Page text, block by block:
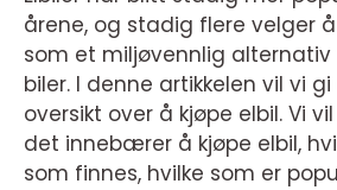
årene, og stadig flere velger
som et miljøvennlig
biler. I denne artikkelen vil vi
oversikt over å kjøpe elbil. Vi
det innebærer å kjøpe elbil,
som finnes, hvilke som er